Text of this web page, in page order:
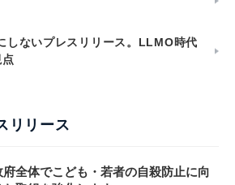
しないプレスリリース。LLMO時代
リリース
府全体でこども・若者の自殺防止に向